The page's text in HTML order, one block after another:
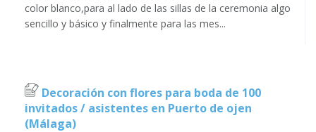
color blanco,para al lado de las sillas de la ceremonia algo
sencillo y básico y finalmente para las mes...
Decoración con flores para boda de 100
invitados / asistentes en Puerto de ojen
(Málaga)